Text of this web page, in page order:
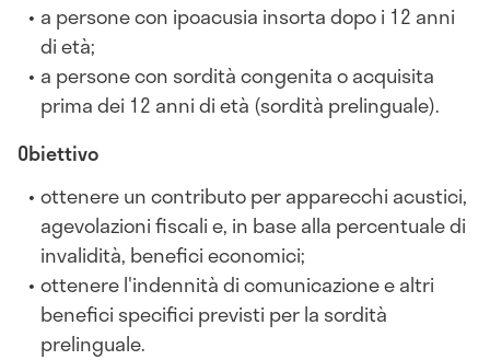
a persone con ipoacusia insorta dopo i 12 anni
di età;
a persone con sordità congenita o acquisita
prima dei 12 anni di età (sordità prelinguale).
Obiettivo
ottenere un contributo per apparecchi acustici,
agevolazioni fiscali e, in base alla percentuale di
invalidità, benefici economici;
ottenere l'indennità di comunicazione e altri
benefici specifici previsti per la sordità
prelinguale.